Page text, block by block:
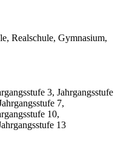
Realschule, Gymnasium,
3, Jahrgangsstufe
7,
10,
13